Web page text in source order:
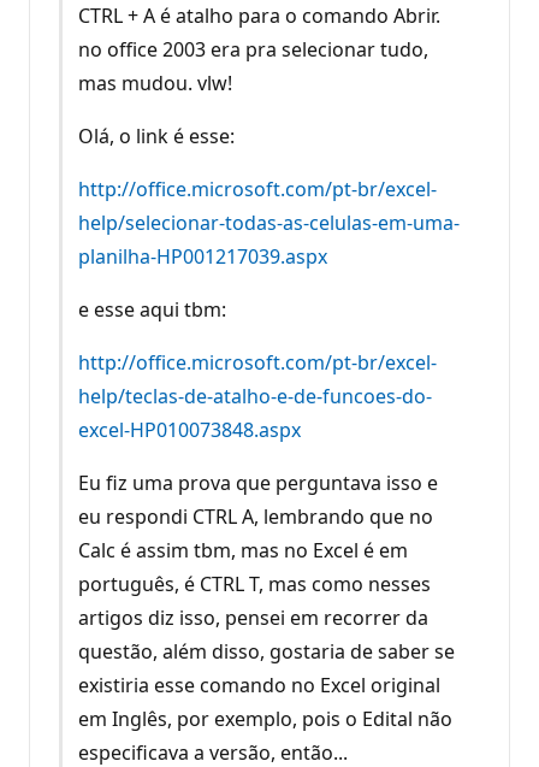
CTRL + A é atalho para o comando Abrir.
no office 2003 era pra selecionar tudo,
mas mudou. vlw!
Olá, o link é esse:
http://office.microsoft.com/pt-br/excel-
help/selecionar-todas-as-celulas-em-uma-
planilha-HP001217039.aspx
e esse aqui tbm:
http://office.microsoft.com/pt-br/excel-
help/teclas-de-atalho-e-de-funcoes-do-
excel-HP010073848.aspx
Eu fiz uma prova que perguntava isso e
eu respondi CTRL A, lembrando que no
Calc é assim tbm, mas no Excel é em
português, é CTRL T, mas como nesses
artigos diz isso, pensei em recorrer da
questão, além disso, gostaria de saber se
existiria esse comando no Excel original
em Inglês, por exemplo, pois o Edital não
especificava a versão, então...